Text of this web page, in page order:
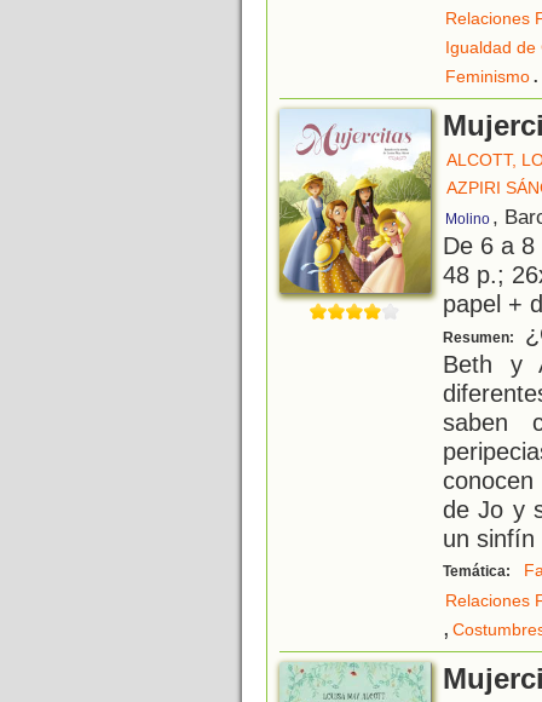
Relaciones
Igualdad de
Feminismo.
ALCOTT,
AZPIRI
Molino ,
De 6 a
48 p.;
papel +
Resumen:
Beth y
saben
de Jo y
un sinfín
Temática:
Relaciones
,